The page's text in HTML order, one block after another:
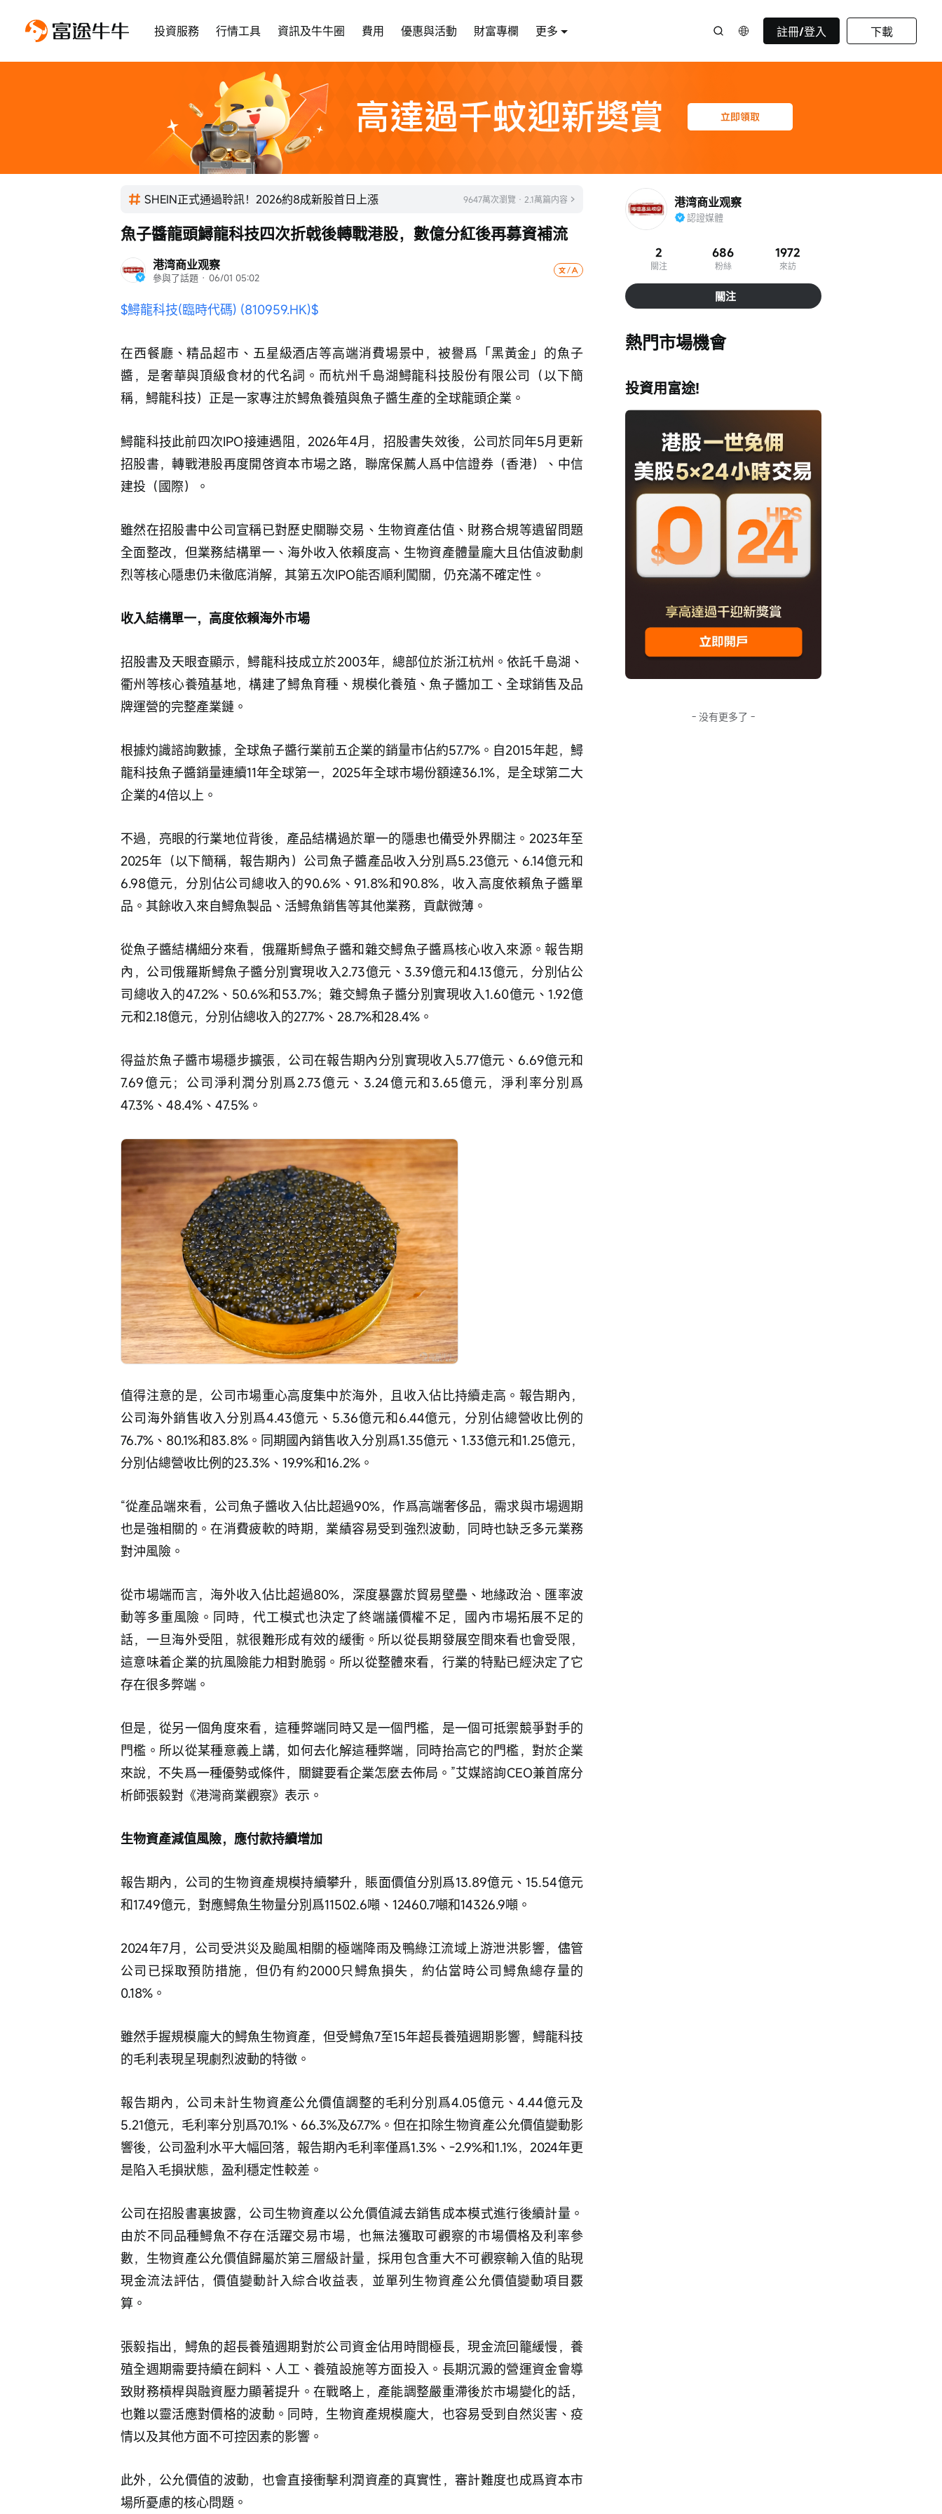
投資服務 行情工具 資訊及牛牛圈 費用 優惠與活動 財富專欄 更多 註冊/登入 下載
SHEIN正式通過聆訊！2026約8成新股首日上漲 9647萬次瀏覽 · 2.1萬篇内容
港湾商业观察
參與了話題 · 06/01 05:02
魚子醬龍頭鱘龍科技四次折戟後轉戰港股，數億分紅後再募資補流
$鱘龍科技(臨時代碼) (810959.HK)$
在西餐廳、精品超市、五星級酒店等高端消費場景中，被譽爲「黑黃金」的魚子
醬，是奢華與頂級食材的代名詞。而杭州千島湖鱘龍科技股份有限公司（以下簡
稱，鱘龍科技）正是一家專注於鱘魚養殖與魚子醬生產的全球龍頭企業。
鱘龍科技此前四次IPO接連遇阻，2026年4月，招股書失效後，公司於同年5月更新
招股書，轉戰港股再度開啓資本市場之路，聯席保薦人爲中信證券（香港）、中信
建投（國際）。
雖然在招股書中公司宣稱已對歷史關聯交易、生物資產估值、財務合規等遺留問題
全面整改，但業務結構單一、海外收入依賴度高、生物資產體量龐大且估值波動劇
烈等核心隱患仍未徹底消解，其第五次IPO能否順利闖關，仍充滿不確定性。
收入結構單一，高度依賴海外市場
招股書及天眼查顯示，鱘龍科技成立於2003年，總部位於浙江杭州。依託千島湖、
衢州等核心養殖基地，構建了鱘魚育種、規模化養殖、魚子醬加工、全球銷售及品
牌運營的完整產業鏈。
根據灼識諮詢數據，全球魚子醬行業前五企業的銷量市佔約57.7%。自2015年起，鱘
龍科技魚子醬銷量連續11年全球第一，2025年全球市場份額達36.1%，是全球第二大
企業的4倍以上。
不過，亮眼的行業地位背後，產品結構過於單一的隱患也備受外界關注。2023年至
2025年（以下簡稱，報告期內）公司魚子醬產品收入分別爲5.23億元、6.14億元和
6.98億元，分別佔公司總收入的90.6%、91.8%和90.8%，收入高度依賴魚子醬單
品。其餘收入來自鱘魚製品、活鱘魚銷售等其他業務，貢獻微薄。
從魚子醬結構細分來看，俄羅斯鱘魚子醬和雜交鱘魚子醬爲核心收入來源。報告期
內，公司俄羅斯鱘魚子醬分別實現收入2.73億元、3.39億元和4.13億元，分別佔公
司總收入的47.2%、50.6%和53.7%；雜交鱘魚子醬分別實現收入1.60億元、1.92億
元和2.18億元，分別佔總收入的27.7%、28.7%和28.4%。
得益於魚子醬市場穩步擴張，公司在報告期內分別實現收入5.77億元、6.69億元和
7.69億元；公司淨利潤分別爲2.73億元、3.24億元和3.65億元，淨利率分別爲
47.3%、48.4%、47.5%。
值得注意的是，公司市場重心高度集中於海外，且收入佔比持續走高。報告期內，
公司海外銷售收入分別爲4.43億元、5.36億元和6.44億元，分別佔總營收比例的
76.7%、80.1%和83.8%。同期國內銷售收入分別爲1.35億元、1.33億元和1.25億元，
分別佔總營收比例的23.3%、19.9%和16.2%。
“從產品端來看，公司魚子醬收入佔比超過90%，作爲高端奢侈品，需求與市場週期
也是強相關的。在消費疲軟的時期，業績容易受到強烈波動，同時也缺乏多元業務
對沖風險。
從市場端而言，海外收入佔比超過80%，深度暴露於貿易壁壘、地緣政治、匯率波
動等多重風險。同時，代工模式也決定了終端議價權不足，國內市場拓展不足的
話，一旦海外受阻，就很難形成有效的緩衝。所以從長期發展空間來看也會受限，
這意味着企業的抗風險能力相對脆弱。所以從整體來看，行業的特點已經決定了它
存在很多弊端。
但是，從另一個角度來看，這種弊端同時又是一個門檻，是一個可抵禦競爭對手的
門檻。所以從某種意義上講，如何去化解這種弊端，同時抬高它的門檻，對於企業
來說，不失爲一種優勢或條件，關鍵要看企業怎麼去佈局。”艾媒諮詢CEO兼首席分
析師張毅對《港灣商業觀察》表示。
生物資產減值風險，應付款持續增加
報告期內，公司的生物資產規模持續攀升，賬面價值分別爲13.89億元、15.54億元
和17.49億元，對應鱘魚生物量分別爲11502.6噸、12460.7噸和14326.9噸。
2024年7月，公司受洪災及颱風相關的極端降雨及鴨綠江流域上游泄洪影響，儘管
公司已採取預防措施，但仍有約2000只鱘魚損失，約佔當時公司鱘魚總存量的
0.18%。
雖然手握規模龐大的鱘魚生物資產，但受鱘魚7至15年超長養殖週期影響，鱘龍科技
的毛利表現呈現劇烈波動的特徵。
報告期內，公司未計生物資產公允價值調整的毛利分別爲4.05億元、4.44億元及
5.21億元，毛利率分別爲70.1%、66.3%及67.7%。但在扣除生物資產公允價值變動影
響後，公司盈利水平大幅回落，報告期內毛利率僅爲1.3%、-2.9%和1.1%，2024年更
是陷入毛損狀態，盈利穩定性較差。
公司在招股書裏披露，公司生物資產以公允價值減去銷售成本模式進行後續計量。
由於不同品種鱘魚不存在活躍交易市場，也無法獲取可觀察的市場價格及利率參
數，生物資產公允價值歸屬於第三層級計量，採用包含重大不可觀察輸入值的貼現
現金流法評估，價值變動計入綜合收益表，並單列生物資產公允價值變動項目覈
算。
張毅指出，鱘魚的超長養殖週期對於公司資金佔用時間極長，現金流回籠緩慢，養
殖全週期需要持續在飼料、人工、養殖設施等方面投入。長期沉澱的營運資金會導
致財務槓桿與融資壓力顯著提升。在戰略上，產能調整嚴重滯後於市場變化的話，
也難以靈活應對價格的波動。同時，生物資產規模龐大，也容易受到自然災害、疫
情以及其他方面不可控因素的影響。
此外，公允價值的波動，也會直接衝擊利潤資產的真實性，審計難度也成爲資本市
場所憂慮的核心問題。
港湾商业观察
認證媒體
2
關注
686
粉絲
1972
來訪
關注
熱門市場機會
投資用富途!
- 没有更多了 -